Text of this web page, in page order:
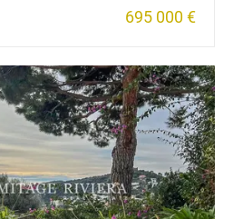
695 000 €